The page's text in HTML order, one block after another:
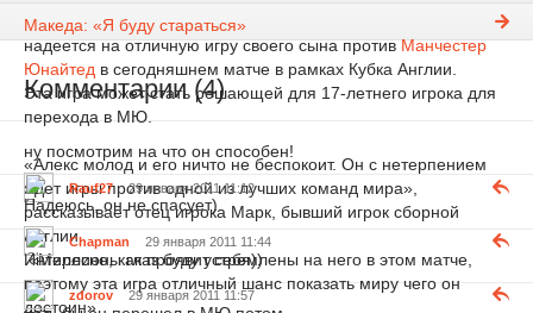
Отец вундеркинда из Саутгемтона Алеска Чемберлена
надеется на отличную игру своего сына противМанчестер
Юнайтед в сегодняшнем матче в рамках Кубка Англии.
Эта игра может стать решающей для 17-летнего игрока для
перехода в МЮ.
«Алекс молод и его ничто не беспокоит. Он с нетерпением
ждет игры против одной из лучших команд мира»,
рассказывает отец игрока Марк, бывший игрок сборной
Англии.
«Миллионы глаз буду устремлены на него в этом матче,
поэтому эта игра отличный шанс показать миру чего он
достоин»
Македа: «Я буду стараться»
Комментарии (4)
ну посмотрим на что он способен!
Rauf27 29 января 2011 11:12
Надеюсь, он не спасует)
Chapman 29 января 2011 11:44
Интересно, как проявит себя))
zdorov 29 января 2011 11:57